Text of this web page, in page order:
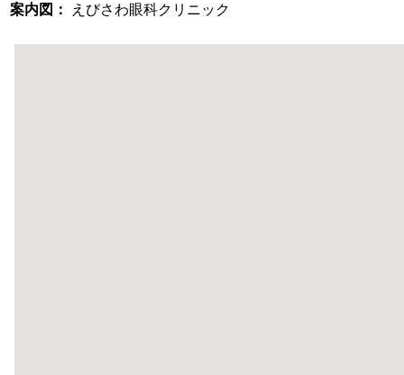
案内図：
えびさわ眼科クリニック